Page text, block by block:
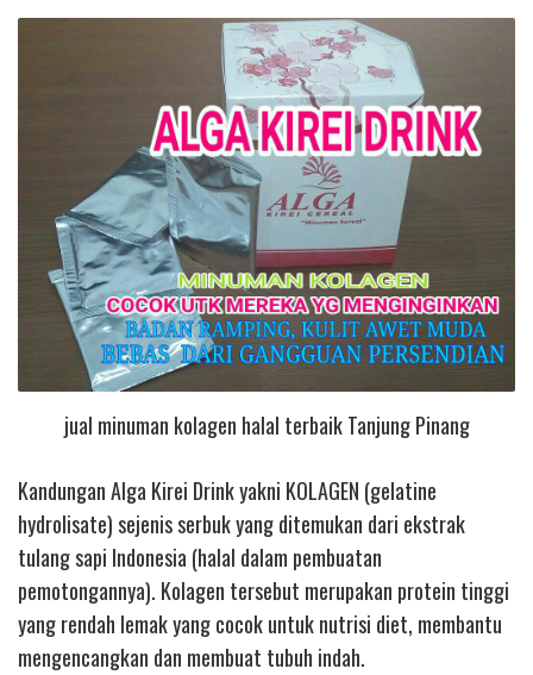
jual minuman kolagen halal terbaik Tanjung Pinang
Kandungan Alga Kirei Drink yakni KOLAGEN (gelatine
hydrolisate) sejenis serbuk yang ditemukan dari ekstrak
tulang sapi Indonesia (halal dalam pembuatan
pemotongannya). Kolagen tersebut merupakan protein tinggi
yang rendah lemak yang cocok untuk nutrisi diet, membantu
mengencangkan dan membuat tubuh indah.